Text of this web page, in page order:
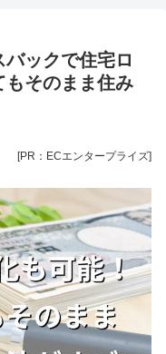
ックで住宅ロ
もそのまま住み
[PR：ECエンタープライズ]